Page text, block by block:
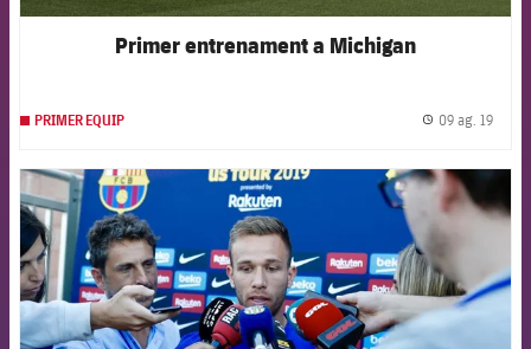
Primer entrenament a Michigan
PRIMER EQUIP 09 ag. 19
FCB Barcelona badge